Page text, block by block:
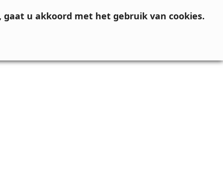
u akkoord met het gebruik van cookies.